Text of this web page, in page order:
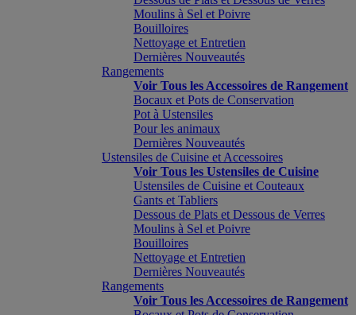
Moulins à Sel et Poivre
Bouilloires
Nettoyage et Entretien
Dernières Nouveautés
Rangements
Voir Tous les Accessoires de Rangement
Bocaux et Pots de Conservation
Pot à Ustensiles
Pour les animaux
Dernières Nouveautés
Ustensiles de Cuisine et Accessoires
Voir Tous les Ustensiles de Cuisine
Ustensiles de Cuisine et Couteaux
Gants et Tabliers
Dessous de Plats et Dessous de Verres
Moulins à Sel et Poivre
Bouilloires
Nettoyage et Entretien
Dernières Nouveautés
Rangements
Voir Tous les Accessoires de Rangement